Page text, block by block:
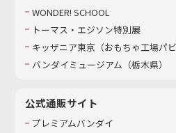
WONDER! SCHOOL
トーマス・エジソン特別展
キッザニア東京（おもちゃ工場パビ
バンダイミュージアム（栃木県）
公式通販サイト
プレミアムバンダイ